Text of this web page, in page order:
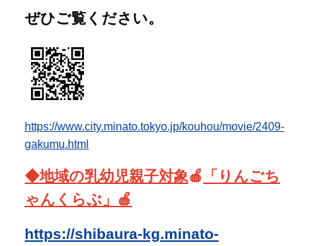
ゃんくらぶ」🍎
https://shibaura-kg.minato-
tky.ed.jp/misyuenji
遊びに来てくださいね！
R8りんごちゃんくらぶ年間予定.pdf